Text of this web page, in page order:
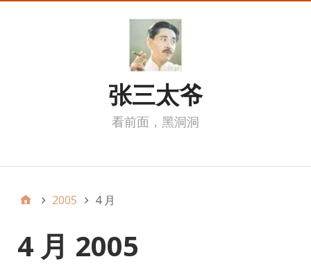
张三太爷
看前面，黑洞洞
2005 4 月
4 月 2005